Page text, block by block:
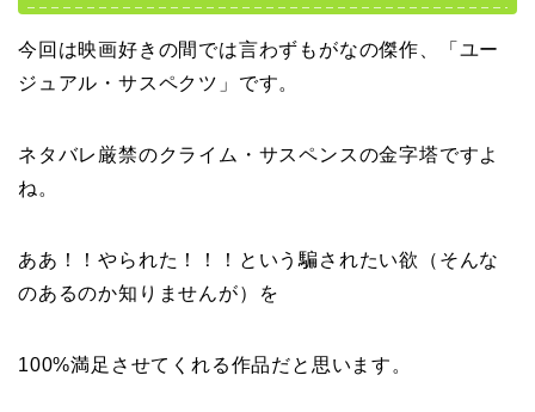
今回は映画好きの間では言わずもがなの傑作、「ユー
ジュアル・サスペクツ」です。
ネタバレ厳禁のクライム・サスペンスの金字塔ですよ
ね。
ああ！！やられた！！！という騙されたい欲（そんな
のあるのか知りませんが）を
100%満足させてくれる作品だと思います。